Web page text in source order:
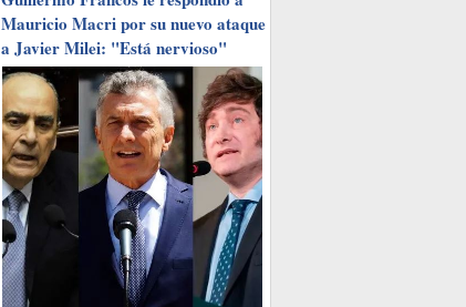
Mauricio Macri por su nuevo ataque
a Javier Milei: "Está nervioso"